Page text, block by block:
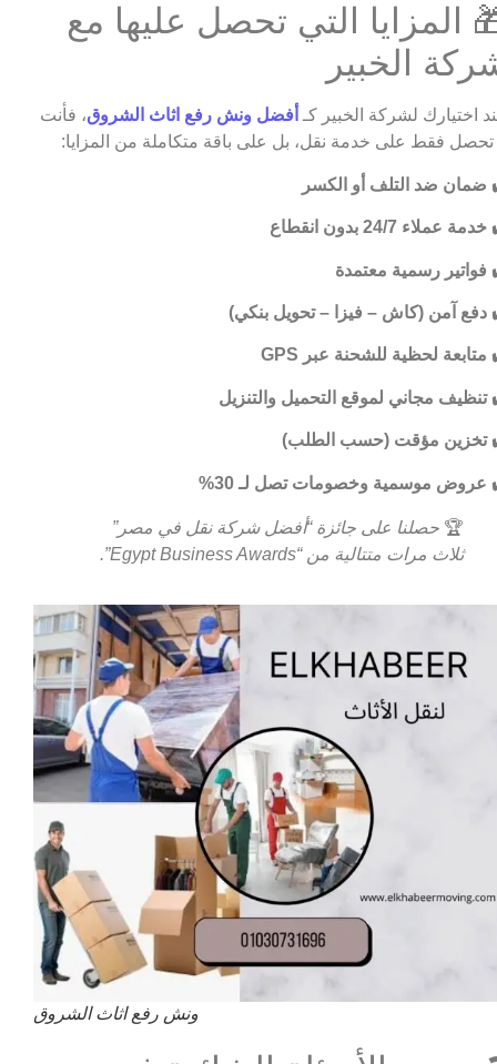
المزايا التي تحصل عليها مع
الخبير
اختيارك لشركة الخبير كـ أفضل ونش رفع اثاث الشروق، فأنت
تحصل فقط على خدمة نقل، بل على باقة متكاملة من المزايا:
ضمان ضد التلف أو الكسر
خدمة عملاء 24/7 بدون انقطاع
فواتير رسمية معتمدة
دفع آمن (كاش – فيزا – تحويل بنكي)
متابعة لحظية للشحنة عبر GPS
تنظيف مجاني لموقع التحميل والتنزيل
تخزين مؤقت (حسب الطلب)
عروض موسمية وخصومات تصل لـ 30%
🏆 حصلنا على جائزة “أفضل شركة نقل في مصر”
ثلاث مرات متتالية من “Egypt Business Awards”.
ونش رفع اثاث الشروق